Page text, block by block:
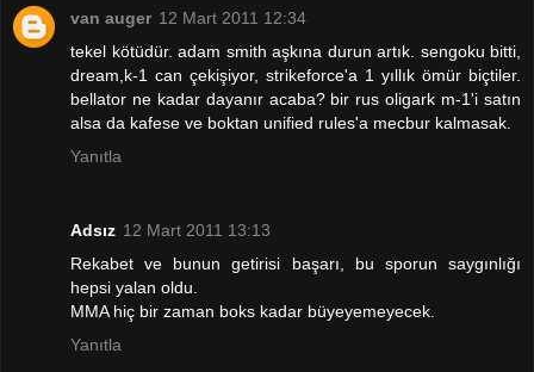
van auger 12 Mart 2011 12:34
tekel kötüdür. adam smith aşkına durun artık. sengoku bitti,
dream,k-1 can çekişiyor, strikeforce'a 1 yıllık ömür biçtiler.
bellator ne kadar dayanır acaba? bir rus oligark m-1'i satın
alsa da kafese ve boktan unified rules'a mecbur kalmasak.
Yanıtla
Adsız 12 Mart 2011 13:13
Rekabet ve bunun getirisi başarı, bu sporun saygınlığı
hepsi yalan oldu.
MMA hiç bir zaman boks kadar büyeyemeyecek.
Yanıtla